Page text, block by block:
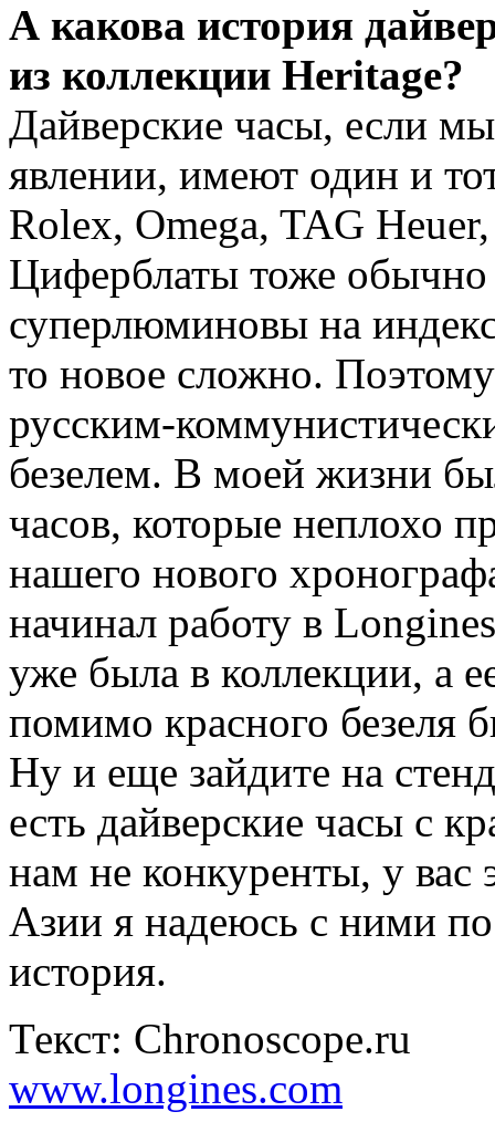
А какова история
из коллекции Heritage?
Дайверские часы, если
явлении, имеют один и
Rolex, Omega, TAG
Циферблаты тоже
суперлюминовы на
то новое сложно.
русским-
безелем. В моей жизни
часов, которые неплохо
нашего нового
начинал работу в
уже была в коллекции, а
помимо красного безеля
Ну и еще зайдите на
есть дайверские часы с
нам не конкуренты, у вас
Азии я надеюсь с ними
история.
Текст: Chronoscope.ru
www.longines.com